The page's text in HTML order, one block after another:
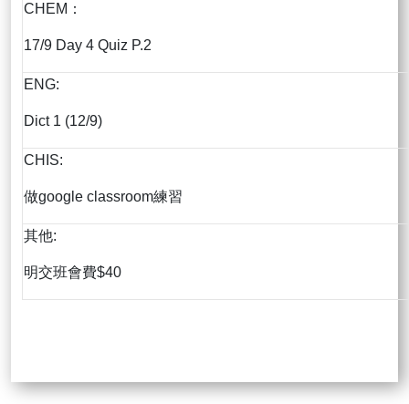
CHEM：
17/9 Day 4 Quiz P.2
ENG:
Dict 1 (12/9)
CHIS:
做google classroom練習
其他:
明交班會費$40